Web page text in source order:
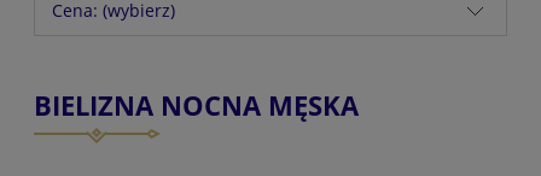
Cena: (wybierz)
BIELIZNA NOCNA MĘSKA